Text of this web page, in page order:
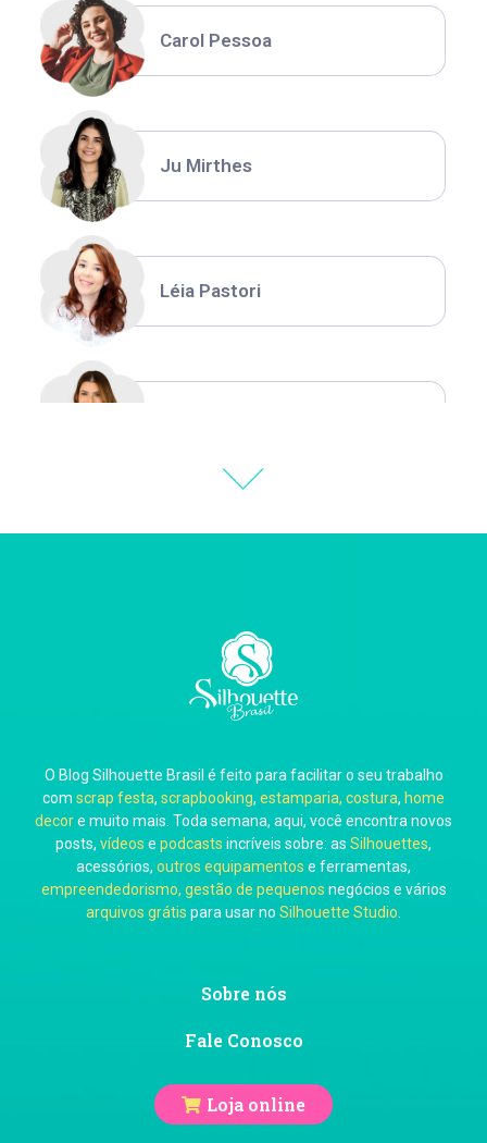
Carol Pessoa
Ju Mirthes
Léia Pastori
Carla Eschberger
Carol Pessoa
Ju Mirthes
O Blog Silhouette Brasil é feito para facilitar o seu trabalho
com scrap festa, scrapbooking, estamparia, costura, home
decore muito mais. Toda semana, aqui, você encontra novos
posts, vídeos e podcasts incríveis sobre: as Silhouettes,
acessórios, outros equipamentos e ferramentas,
empreendedorismo, gestão de pequenos negócios e vários
arquivos grátis para usar no Silhouette Studio
Sobre nós
Fale Conosco
Loja online